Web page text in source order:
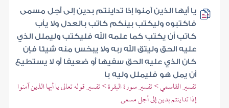
يا أيها الذين آمنوا إذا تداينتم بدين إلى أجل مسمى
فاكتبوه وليكتب بينكم كاتب بالعدل ولا يأب
كاتب أن يكتب كما علمه الله فليكتب وليملل الذي
عليه الحق وليتق الله ربه ولا يبخس منه شيئا فإن
كان الذي عليه الحق سفيها أو ضعيفا أو لا يستطيع
أن يمل هو فليملل وليه با
تفسير القاسمي > تفسير سورة البقرة > تفسير قوله تعالى يا أيها الذين آمنوا
إذا تداينتم بدين إلى أجل مسمى